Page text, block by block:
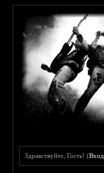
Здравствуйте, Гость! (Вход